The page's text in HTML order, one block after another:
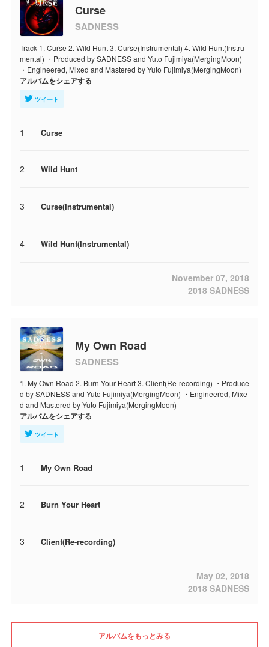
Curse
SADNESS
Track 1. Curse 2. Wild Hunt 3. Curse(Instrumental) 4. Wild Hunt(Instru
mental) ・Produced by SADNESS and Yuto Fujimiya(MergingMoon)
・Engineered, Mixed and Mastered by Yuto Fujimiya(MergingMoon)
アルバムをシェアする
ツイート
1 Curse
2 Wild Hunt
3 Curse(Instrumental)
4 Wild Hunt(Instrumental)
November 07, 2018
2018 SADNESS
My Own Road
SADNESS
1. My Own Road 2. Burn Your Heart 3. Client(Re-recording) ・Produce
d by SADNESS and Yuto Fujimiya(MergingMoon) ・Engineered, Mixe
d and Mastered by Yuto Fujimiya(MergingMoon)
アルバムをシェアする
ツイート
1 My Own Road
2 Burn Your Heart
3 Client(Re-recording)
May 02, 2018
2018 SADNESS
アルバムをもっとみる